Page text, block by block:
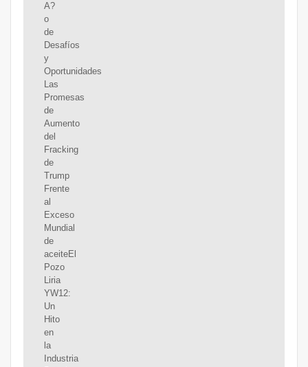
A?
o
de
Desafíos
y
Oportunidades
Las
Promesas
de
Aumento
del
Fracking
de
Trump
Frente
al
Exceso
Mundial
de
aceiteEl
Pozo
Liria
YW12:
Un
Hito
en
la
Industria